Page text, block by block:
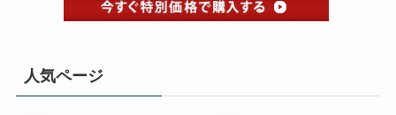
人気ページ